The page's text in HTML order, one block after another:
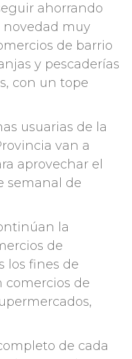
ahorrando
novedad muy
de barrio
y pescaderías
con un tope
usuarias de la
van a
aprovechar el
semanal de
la
de
los fines de
comercios de
de cada